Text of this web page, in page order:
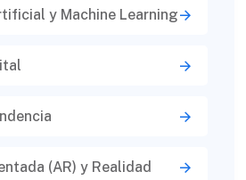
y Machine Learning
(AR) y Realidad